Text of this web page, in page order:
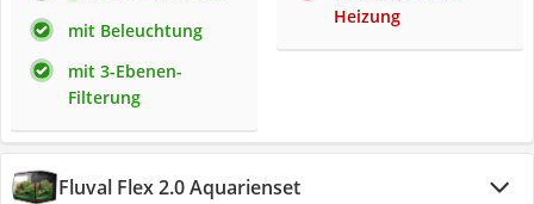
mit Beleuchtung
mit 3-Ebenen-
Filterung
Heizung
Fluval Flex 2.0 Aquarienset